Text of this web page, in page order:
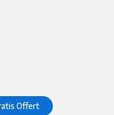
Offert